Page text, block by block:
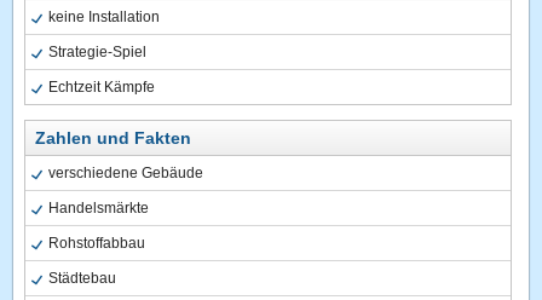
keine Installation
Strategie-Spiel
Echtzeit Kämpfe
Zahlen und Fakten
verschiedene Gebäude
Handelsmärkte
Rohstoffabbau
Städtebau